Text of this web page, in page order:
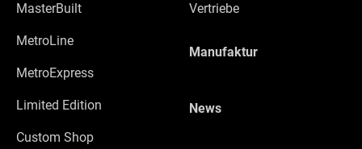
MasterBuilt
MetroLine
MetroExpress
Limited Edition
Custom Shop
Vertriebe
Manufaktur
News